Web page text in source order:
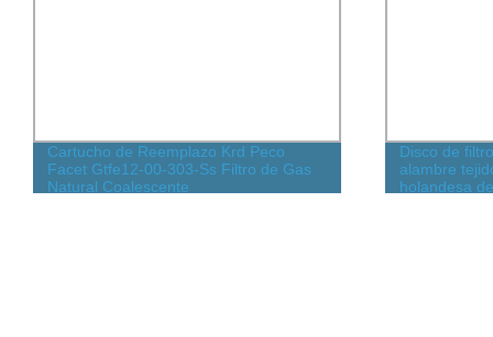
Cartucho de Reemplazo Krd Peco
Facet Gtfe12-00-303-Ss Filtro de Gas
Natural Coalescente
Disco de
alambre
holandesa